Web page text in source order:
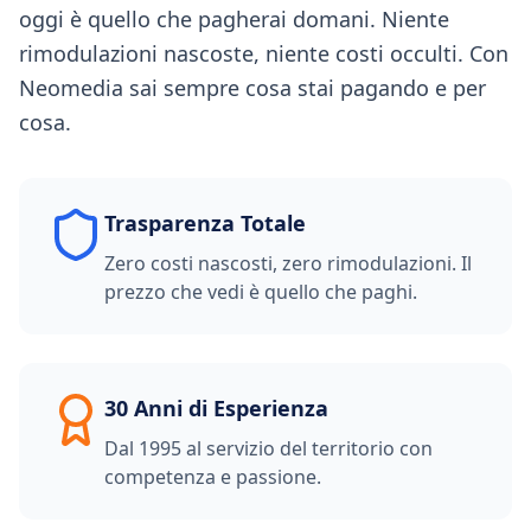
oggi è quello che pagherai domani. Niente
rimodulazioni nascoste, niente costi occulti. Con
Neomedia sai sempre cosa stai pagando e per
cosa.
Trasparenza Totale
Zero costi nascosti, zero rimodulazioni. Il
prezzo che vedi è quello che paghi.
30 Anni di Esperienza
Dal 1995 al servizio del territorio con
competenza e passione.